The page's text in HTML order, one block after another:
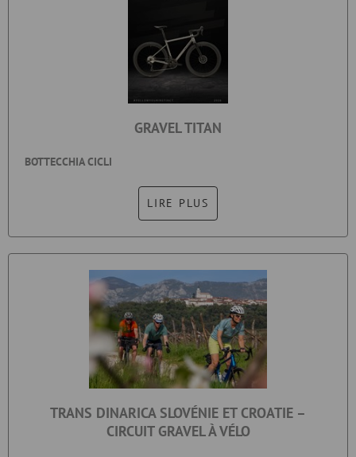
GRAVEL TITAN
BOTTECCHIA CICLI
LIRE PLUS
TRANS DINARICA SLOVÉNIE ET CROATIE –
CIRCUIT GRAVEL À VÉLO